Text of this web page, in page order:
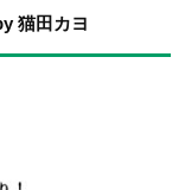
猫田カヨ